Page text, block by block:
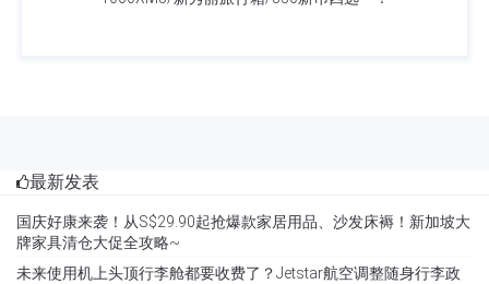
最新发表
国庆好康来袭！从S$29.90起抢爆款家居用品、沙发床褥！新加坡大
牌家具清仓大促全攻略~
未来使用机上头顶行李舱都要收费了？Jetstar航空调整随身行李政